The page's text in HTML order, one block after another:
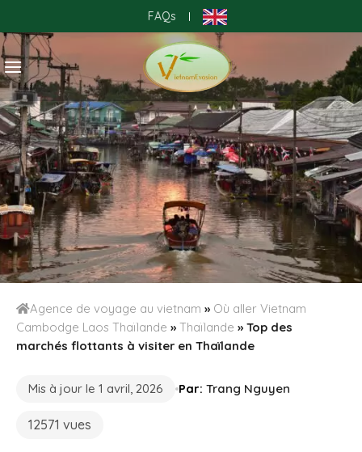
to
content
FAQs |
Agence de voyage au vietnam » Où aller Vietnam
Cambodge Laos Thaïlande » Thaïlande » Top des
marchés flottants à visiter en Thaïlande
Mis à jour le 1 avril, 2026 Par: Trang Nguyen
12571 vues